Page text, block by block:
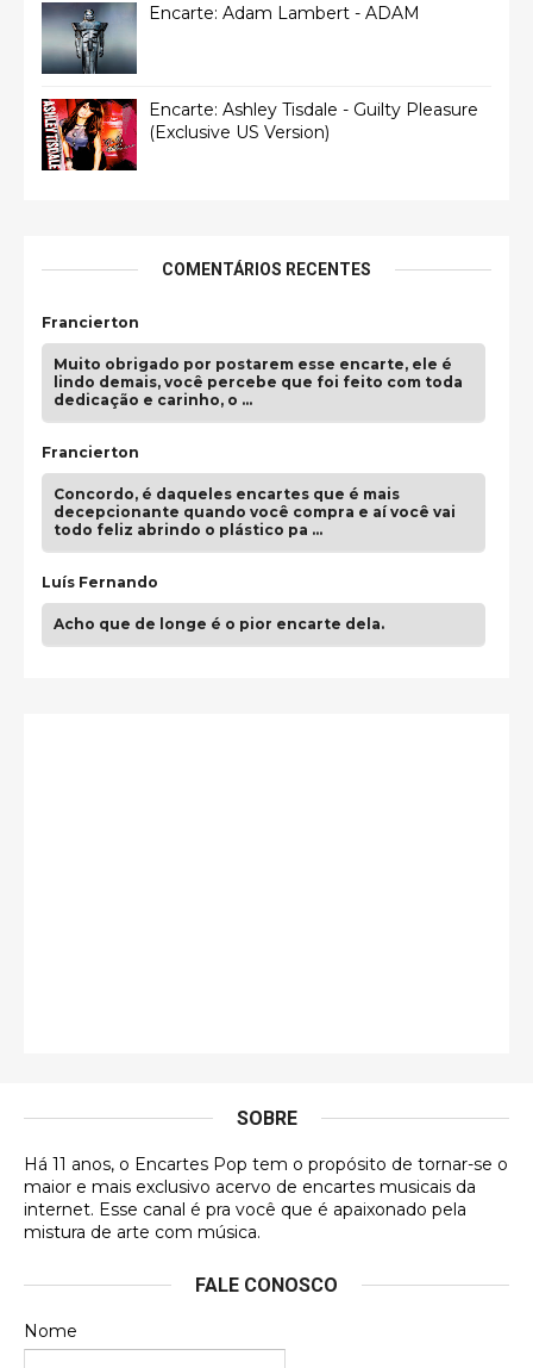
Encarte: Adam Lambert - ADAM
Encarte: Ashley Tisdale - Guilty Pleasure
(Exclusive US Version)
COMENTÁRIOS RECENTES
Francierton
Muito obrigado por postarem esse encarte, ele é
lindo demais, você percebe que foi feito com toda
dedicação e carinho, o …
Francierton
Concordo, é daqueles encartes que é mais
decepcionante quando você compra e aí você vai
todo feliz abrindo o plástico pa …
Luís Fernando
Acho que de longe é o pior encarte dela.
DVD MIDINHO
Francierton
futuras aquisições, e olhando o encarte aqui, me
Francierton
SOBRE
Há 11 anos, o Encartes Pop tem o propósito de tornar-se o
maior e mais exclusivo acervo de encartes musicais da
internet. Esse canal é pra você que é apaixonado pela
mistura de arte com música.
FALE CONOSCO
Nome